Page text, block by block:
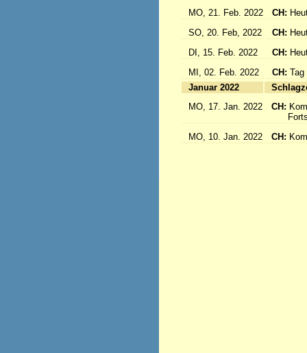
MO, 21. Feb. 2022
CH:
SO, 20. Feb, 2022
CH:
DI, 15. Feb. 2022
CH:
MI, 02. Feb. 2022
CH: Tag
Januar 2022
MO, 17. Jan. 2022
CH:
MO, 10. Jan. 2022
CH: